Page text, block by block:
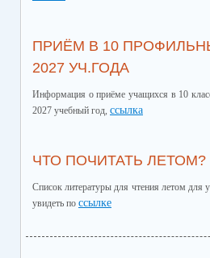
ПРИЁМ В 10
2027 УЧ.ГОДА
Информация о приёме учащихся в 10
2027 учебный год, ссылка
ЧТО ПОЧИТАТЬ ЛЕТОМ?
Список литературы для чтения летом для
увидеть по ссылке